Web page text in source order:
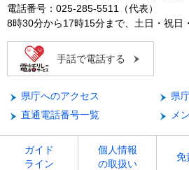
電話番号：025-285-5511（代表）
8時30分から17時15分まで、土日・祝日
手話で電話する
県庁へのアクセス
県
直通電話番号一覧
メ
ガイド
ライン
個人情報
の取扱い
免